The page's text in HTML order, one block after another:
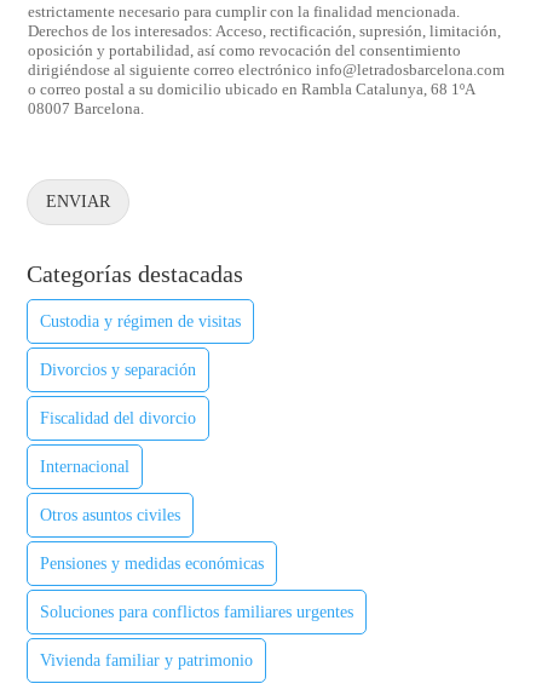
estrictamente necesario para cumplir con la finalidad mencionada.
Derechos de los interesados: Acceso, rectificación, supresión, limitación,
oposición y portabilidad, así como revocación del consentimiento
dirigiéndose al siguiente correo electrónico info@letradosbarcelona.com
o correo postal a su domicilio ubicado en Rambla Catalunya, 68 1ºA
08007 Barcelona.
ENVIAR
Categorías destacadas
Custodia y régimen de visitas
Divorcios y separación
Fiscalidad del divorcio
Internacional
Otros asuntos civiles
Pensiones y medidas económicas
Soluciones para conflictos familiares urgentes
Vivienda familiar y patrimonio